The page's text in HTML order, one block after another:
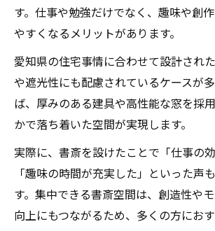
す。仕事や勉強だけでなく、趣味や創
やすくなるメリットがあります。
愛知県の住宅事情に合わせて設計され
や遮光性にも配慮されているケースが
ば、厚みのある建具や高性能な窓を採
かで落ち着いた空間が実現します。
実際に、書斎を設けたことで「仕事の
「趣味の時間が充実した」といった声
す。集中できる書斎空間は、創造性や
向上にもつながるため、多くの方におす